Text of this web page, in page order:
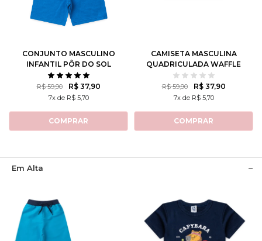
3
10
CONJUNTO MASCULINO
INFANTIL PÔR DO SOL
CALIFORNIANO
R$ 59,90 R$ 37,90
7x de R$ 5,70
COMPRAR
CAMISETA MASCULINA
QUADRICULADA WAFFLE
R$ 59,90 R$ 37,90
7x de R$ 5,70
COMPRAR
Em Alta